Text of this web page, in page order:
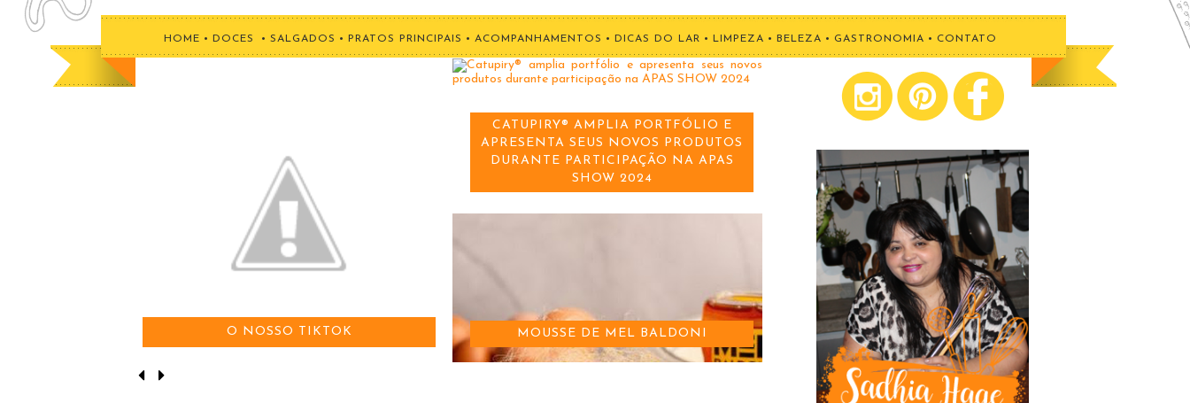
HOME • DOCES • SALGADOS • PRATOS PRINCIPAIS • ACOMPANHAMENTOS • DICAS DO LAR • LIMPEZA • BELEZA • GASTRONOMIA • CONTATO
O NOSSO TIKTOK
CATUPIRY® AMPLIA PORTFÓLIO E
APRESENTA SEUS NOVOS PRODUTOS
DURANTE PARTICIPAÇÃO NA APAS
SHOW 2024
MOUSSE DE MEL BALDONI